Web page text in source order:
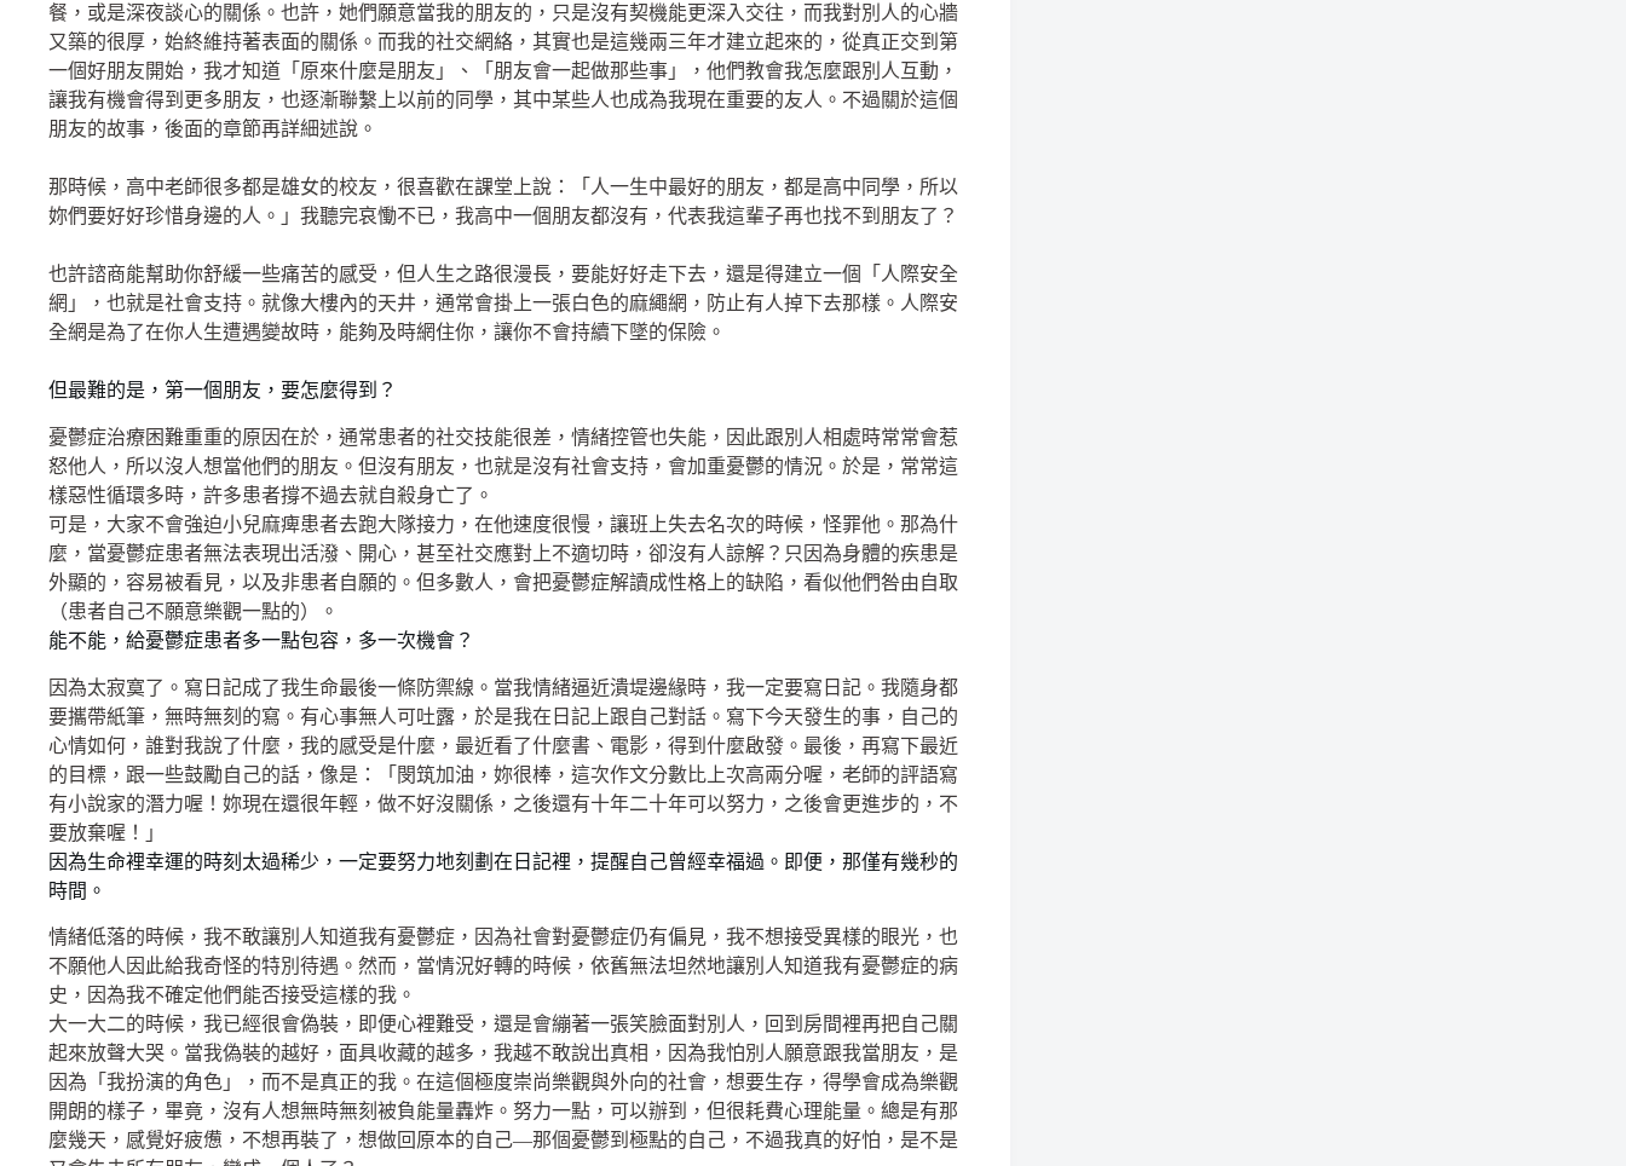
餐，或是深夜談心的關係。也許，她們願意當我的朋友的，只是沒有契機能更深入交往，而我對別人的心牆
又築的很厚，始終維持著表面的關係。而我的社交網絡，其實也是這幾兩三年才建立起來的，從真正交到第
一個好朋友開始，我才知道「原來什麼是朋友」、「朋友會一起做那些事」，他們教會我怎麼跟別人互動，
讓我有機會得到更多朋友，也逐漸聯繫上以前的同學，其中某些人也成為我現在重要的友人。不過關於這個
朋友的故事，後面的章節再詳細述說。
那時候，高中老師很多都是雄女的校友，很喜歡在課堂上說：「人一生中最好的朋友，都是高中同學，所以
妳們要好好珍惜身邊的人。」我聽完哀慟不已，我高中一個朋友都沒有，代表我這輩子再也找不到朋友了？
也許諮商能幫助你舒緩一些痛苦的感受，但人生之路很漫長，要能好好走下去，還是得建立一個「人際安全
網」，也就是社會支持。就像大樓內的天井，通常會掛上一張白色的麻繩網，防止有人掉下去那樣。人際安
全網是為了在你人生遭遇變故時，能夠及時網住你，讓你不會持續下墜的保險。
但最難的是，第一個朋友，要怎麼得到？
憂鬱症治療困難重重的原因在於，通常患者的社交技能很差，情緒控管也失能，因此跟別人相處時常常會惹
怒他人，所以沒人想當他們的朋友。但沒有朋友，也就是沒有社會支持，會加重憂鬱的情況。於是，常常這
樣惡性循環多時，許多患者撐不過去就自殺身亡了。
可是，大家不會強迫小兒麻痺患者去跑大隊接力，在他速度很慢，讓班上失去名次的時候，怪罪他。那為什
麼，當憂鬱症患者無法表現出活潑、開心，甚至社交應對上不適切時，卻沒有人諒解？只因為身體的疾患是
外顯的，容易被看見，以及非患者自願的。但多數人，會把憂鬱症解讀成性格上的缺陷，看似他們咎由自取
（患者自己不願意樂觀一點的）。
能不能，給憂鬱症患者多一點包容，多一次機會？
因為太寂寞了。寫日記成了我生命最後一條防禦線。當我情緒逼近潰堤邊緣時，我一定要寫日記。我隨身都
要攜帶紙筆，無時無刻的寫。有心事無人可吐露，於是我在日記上跟自己對話。寫下今天發生的事，自己的
心情如何，誰對我說了什麼，我的感受是什麼，最近看了什麼書、電影，得到什麼啟發。最後，再寫下最近
的目標，跟一些鼓勵自己的話，像是：「閔筑加油，妳很棒，這次作文分數比上次高兩分喔，老師的評語寫
有小說家的潛力喔！妳現在還很年輕，做不好沒關係，之後還有十年二十年可以努力，之後會更進步的，不
要放棄喔！」
因為生命裡幸運的時刻太過稀少，一定要努力地刻劃在日記裡，提醒自己曾經幸福過。即便，那僅有幾秒的
時間。
情緒低落的時候，我不敢讓別人知道我有憂鬱症，因為社會對憂鬱症仍有偏見，我不想接受異樣的眼光，也
不願他人因此給我奇怪的特別待遇。然而，當情況好轉的時候，依舊無法坦然地讓別人知道我有憂鬱症的病
史，因為我不確定他們能否接受這樣的我。
大一大二的時候，我已經很會偽裝，即便心裡難受，還是會繃著一張笑臉面對別人，回到房間裡再把自己關
起來放聲大哭。當我偽裝的越好，面具收藏的越多，我越不敢說出真相，因為我怕別人願意跟我當朋友，是
因為「我扮演的角色」，而不是真正的我。在這個極度崇尚樂觀與外向的社會，想要生存，得學會成為樂觀
開朗的樣子，畢竟，沒有人想無時無刻被負能量轟炸。努力一點，可以辦到，但很耗費心理能量。總是有那
麼幾天，感覺好疲憊，不想再裝了，想做回原本的自己—那個憂鬱到極點的自己，不過我真的好怕，是不是